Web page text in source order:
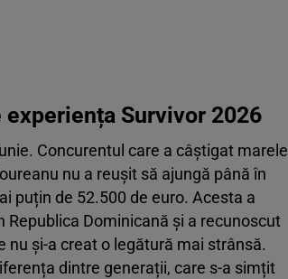
experiența Survivor 2026
Concurentul care a câștigat marele
nu a reușit să ajungă până în
puțin de 52.500 de euro. Acesta a
Dominicană și a recunoscut
nu și-a creat o legătură mai strânsă.
dintre generații, care s-a simțit